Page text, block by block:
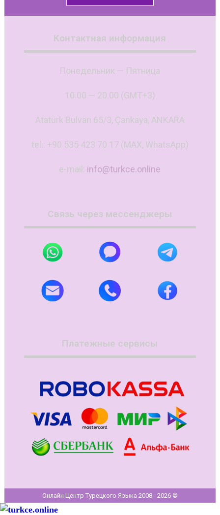
Контактная информация
Понедельник — Пятница
10.00 — 20.00 (GMT+3)
Atatürk Bulvarı 65/3, Çankaya, ANKARA
tel.: +90 535 423 70 17 (MAX, WhatsApp)
e-mail: info@turkce.online
Связь через мессенджеры
Платежные сервисы
Онлайн Центр Турецкого Языка 2008 - 2026 ©